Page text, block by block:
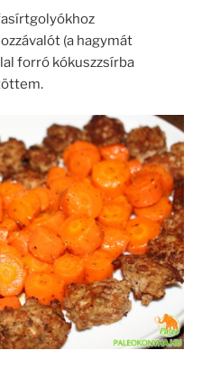
(a hagymát
forró kókuszzsírba